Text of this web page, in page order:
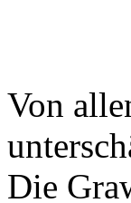
Von
Die